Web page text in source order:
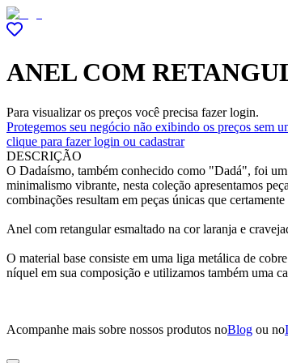
ANEL COM
Para visualizar os preços você precisa fazer login.
Protegemos seu negócio não exibindo os preços sem
clique para fazer login ou cadastrar
DESCRIÇÃO
O Dadaísmo, também conhecido como "Dadá", foi
minimalismo vibrante, nesta coleção apresentamos
combinações resultam em peças únicas que
Anel com retangular esmaltado na cor laranja e
O material base consiste em uma liga metálica de
níquel em sua composição e utilizamos também uma
Acompanhe mais sobre nossos produtos noBlog ou no